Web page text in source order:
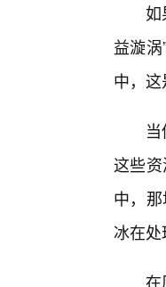
如
益漩
中，
这些
中，
冰在处
在